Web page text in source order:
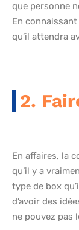
que personne
En
qu’il attendra
2.
En affaires, la
qu’il y a
type de box
d’avoir des
ne pouvez pas